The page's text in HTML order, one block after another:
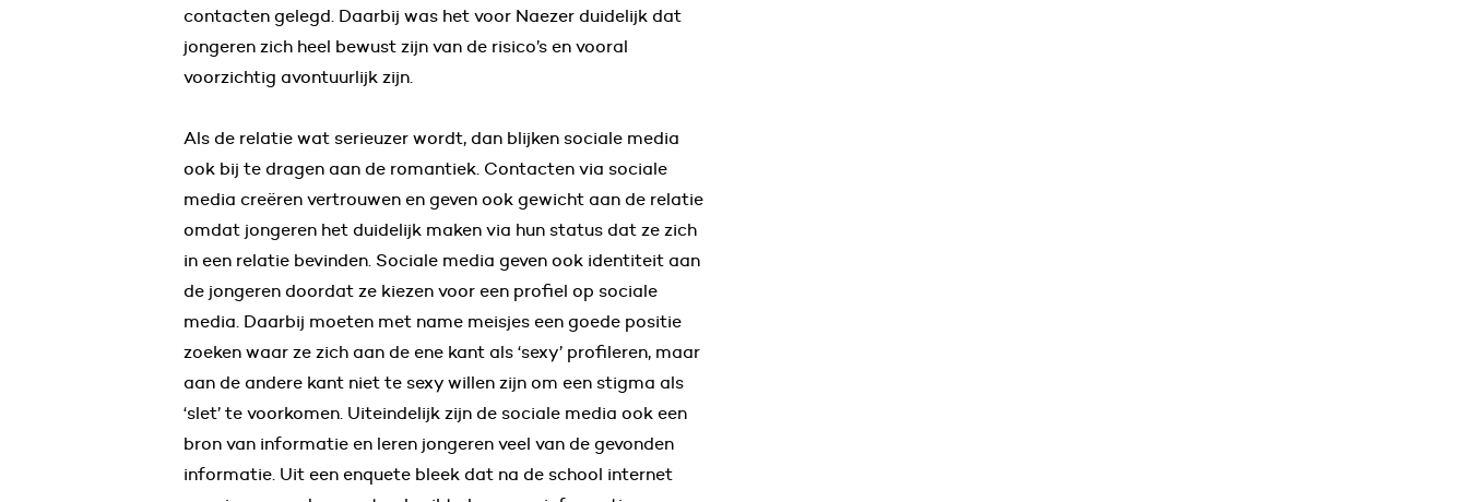
contacten gelegd. Daarbij was het voor Naezer duidelijk dat
jongeren zich heel bewust zijn van de risico’s en vooral
voorzichtig avontuurlijk zijn.
Als de relatie wat serieuzer wordt, dan blijken sociale media
ook bij te dragen aan de romantiek. Contacten via sociale
media creëren vertrouwen en geven ook gewicht aan de relatie
omdat jongeren het duidelijk maken via hun status dat ze zich
in een relatie bevinden. Sociale media geven ook identiteit aan
de jongeren doordat ze kiezen voor een profiel op sociale
media. Daarbij moeten met name meisjes een goede positie
zoeken waar ze zich aan de ene kant als ‘sexy’ profileren, maar
aan de andere kant niet te sexy willen zijn om een stigma als
‘slet’ te voorkomen. Uiteindelijk zijn de sociale media ook een
bron van informatie en leren jongeren veel van de gevonden
informatie. Uit een enquete bleek dat na de school internet